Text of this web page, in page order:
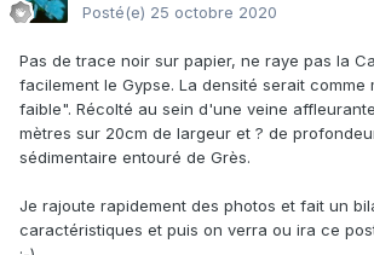
Posté(e) 25 octobre 2020
Pas de trace noir sur papier, ne raye pas la
facilement le Gypse. La densité serait comme
faible". Récolté au sein d'une veine
mètres sur 20cm de largeur et ? de
sédimentaire entouré de Grès.
Je rajoute rapidement des photos et fait un
caractéristiques et puis on verra ou ira ce